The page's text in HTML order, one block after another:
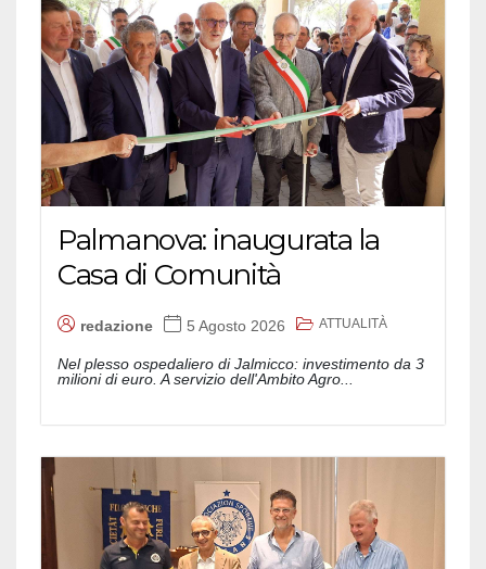
Palmanova: inaugurata la
Casa di Comunità
redazione 5 Agosto 2026 ATTUALITÀ
Nel plesso ospedaliero di Jalmicco: investimento da 3
milioni di euro. A servizio dell'Ambito Agro...